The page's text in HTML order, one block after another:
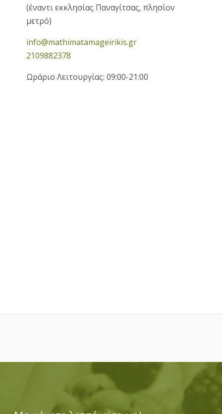
(έναντι εκκλησίας Παναγίτσας, πλησίον
μετρό)
info@mathimatamageirikis.gr
2109882378
Ωράριο Λειτουργίας: 09:00-21:00